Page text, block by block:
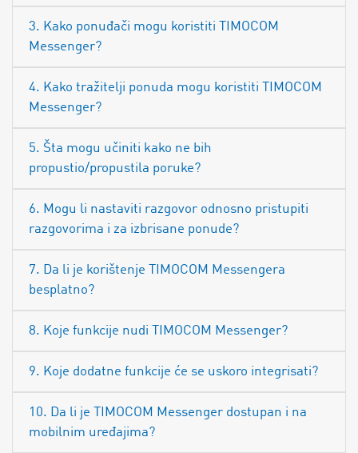
3. Kako ponuđači mogu koristiti TIMOCOM
Messenger?
4. Kako tražitelji ponuda mogu koristiti TIMOCOM
Messenger?
5. Šta mogu učiniti kako ne bih
propustio/propustila poruke?
6. Mogu li nastaviti razgovor odnosno pristupiti
razgovorima i za izbrisane ponude?
7. Da li je korištenje TIMOCOM Messengera
besplatno?
8. Koje funkcije nudi TIMOCOM Messenger?
9. Koje dodatne funkcije će se uskoro integrisati?
10. Da li je TIMOCOM Messenger dostupan i na
mobilnim uređajima?